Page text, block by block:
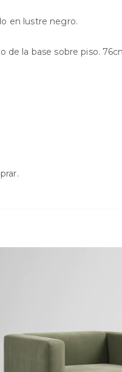
en lustre negro.
la base sobre piso.